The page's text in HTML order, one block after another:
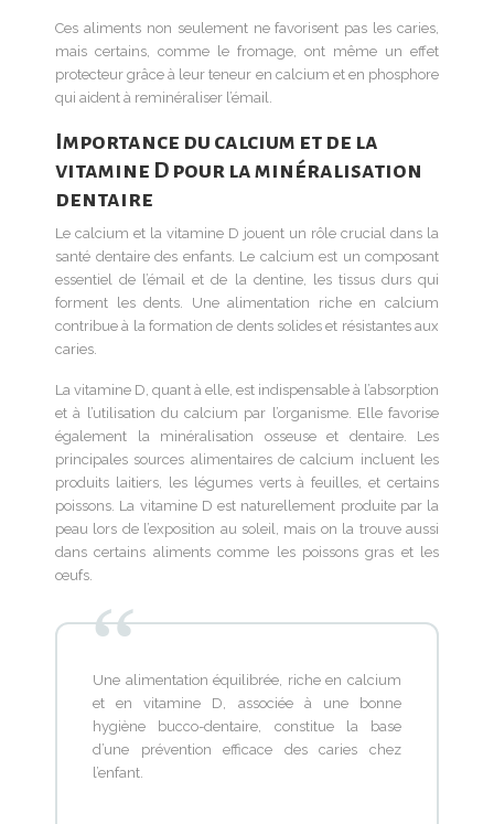
Ces aliments non seulement ne favorisent pas les caries,
mais certains, comme le fromage, ont même un effet
protecteur grâce à leur teneur en calcium et en phosphore
qui aident à reminéraliser l’émail.
Importance du calcium et de la
vitamine D pour la minéralisation
dentaire
Le calcium et la vitamine D jouent un rôle crucial dans la
santé dentaire des enfants. Le calcium est un composant
essentiel de l’émail et de la dentine, les tissus durs qui
forment les dents. Une alimentation riche en calcium
contribue à la formation de dents solides et résistantes aux
caries.
La vitamine D, quant à elle, est indispensable à l’absorption
et à l’utilisation du calcium par l’organisme. Elle favorise
également la minéralisation osseuse et dentaire. Les
principales sources alimentaires de calcium incluent les
produits laitiers, les légumes verts à feuilles, et certains
poissons. La vitamine D est naturellement produite par la
peau lors de l’exposition au soleil, mais on la trouve aussi
dans certains aliments comme les poissons gras et les
œufs.
Une alimentation équilibrée, riche en calcium
et en vitamine D, associée à une bonne
hygiène bucco-dentaire, constitue la base
d’une prévention efficace des caries chez
l’enfant.